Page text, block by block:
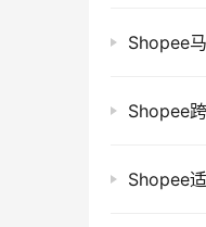
Shopee
Shopee
Shopee